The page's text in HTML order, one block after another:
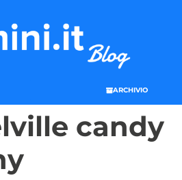
ARCHIVIO
candy